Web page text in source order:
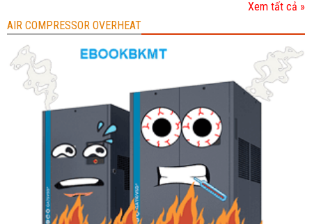
Xem tất cả »
AIR COMPRESSOR OVERHEAT